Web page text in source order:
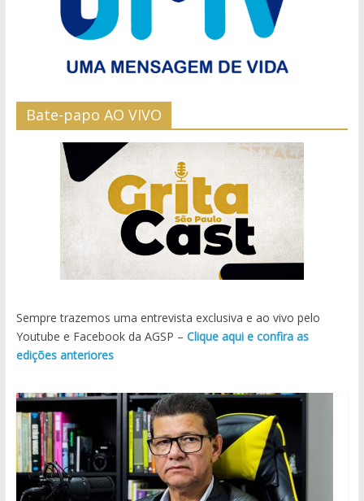
Bate-papo AO VIVO
Sempre trazemos uma entrevista exclusiva e ao vivo pelo
Youtube e Facebook da AGSP – Clique aqui e confira as
edições anteriores